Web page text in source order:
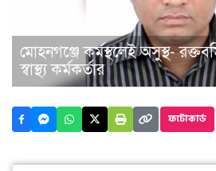
মোহনগঞ্জে কর্মস্থলেই অসুস্থ-
স্বাস্থ্য কর্মকর্তার
ফটোকার্ড